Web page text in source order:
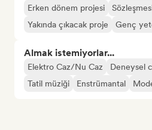
Erken dönem projesi
Yakında çıkacak proje
Genç
Almak istemiyorlar...
Elektro Caz/Nu Caz Deneysel
Tatil müziği
Enstrümantal